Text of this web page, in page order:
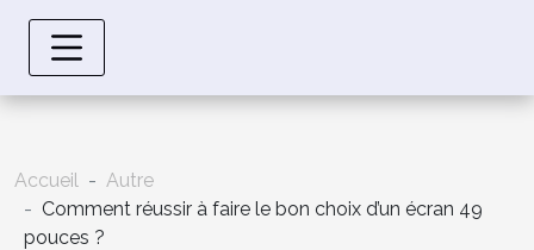
Accueil
Autre
Comment réussir à faire le bon choix d’un écran 49
pouces ?